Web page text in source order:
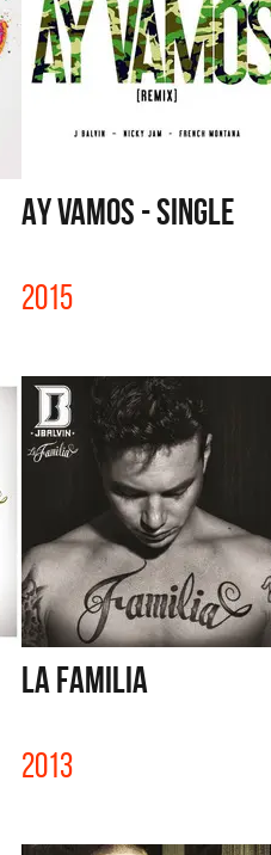
AY VAMOS - SINGLE
2015
LA FAMILIA
2013